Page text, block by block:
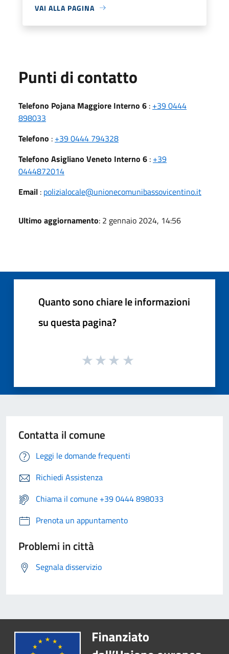
VAI ALLA PAGINA
Punti di contatto
Telefono Pojana Maggiore Interno 6 : +39 0444
898033
Telefono : +39 0444 794328
Telefono Asigliano Veneto Interno 6 : +39
0444872014
Email : polizialocale@unionecomunibassovicentino.it
Ultimo aggiornamento: 2 gennaio 2024, 14:56
Quanto sono chiare le informazioni
su questa pagina?
Contatta il comune
Leggi le domande frequenti
Richiedi Assistenza
Chiama il comune +39 0444 898033
Prenota un appuntamento
Problemi in città
Segnala disservizio